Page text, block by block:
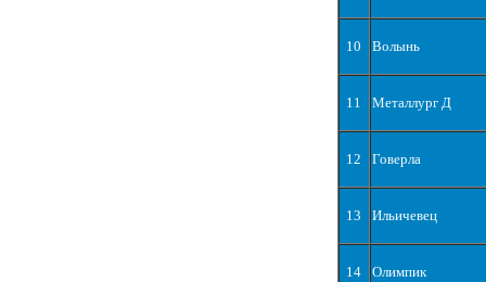
10 Волынь
11 Металлург Д
12 Говерла
13 Ильичевец
14 Олимпик